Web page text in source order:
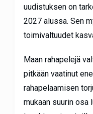
uudistuksen on
2027 alussa. Sen
toimivaltuudet
Maan rahapelejä
pitkään vaatinut
rahapelaamisen
mukaan suurin